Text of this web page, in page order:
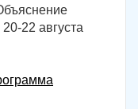
22 августа